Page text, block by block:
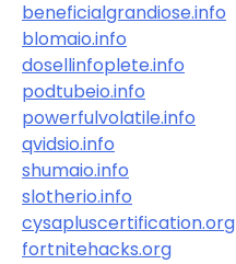
beneficialgrandiose.info
blomaio.info
dosellinfoplete.info
podtubeio.info
powerfulvolatile.info
qvidsio.info
shumaio.info
slotherio.info
cysapluscertification.org
fortnitehacks.org